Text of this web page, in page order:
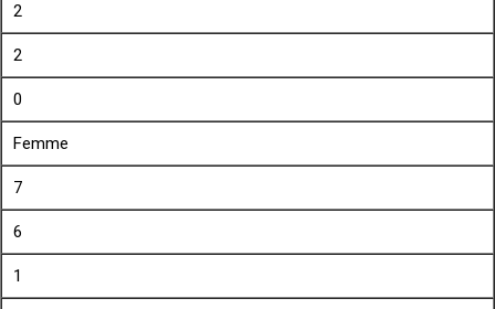
2
2
0
Femme
7
6
1